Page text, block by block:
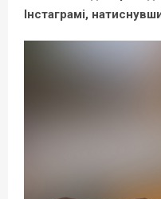
Інстаграмі,